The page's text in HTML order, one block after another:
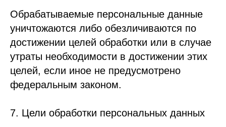
Обрабатываемые персональные данные
уничтожаются либо обезличиваются по
достижении целей обработки или в случае
утраты необходимости в достижении этих
целей, если иное не предусмотрено
федеральным законом.
7. Цели обработки персональных данных